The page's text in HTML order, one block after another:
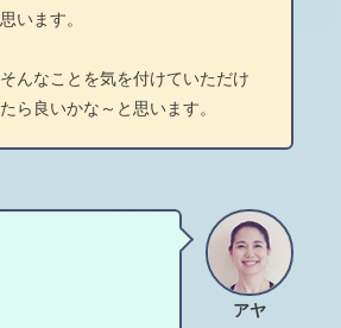
思います。
そんなことを気を付けていただけ
たら良いかな～と思います。
アヤ